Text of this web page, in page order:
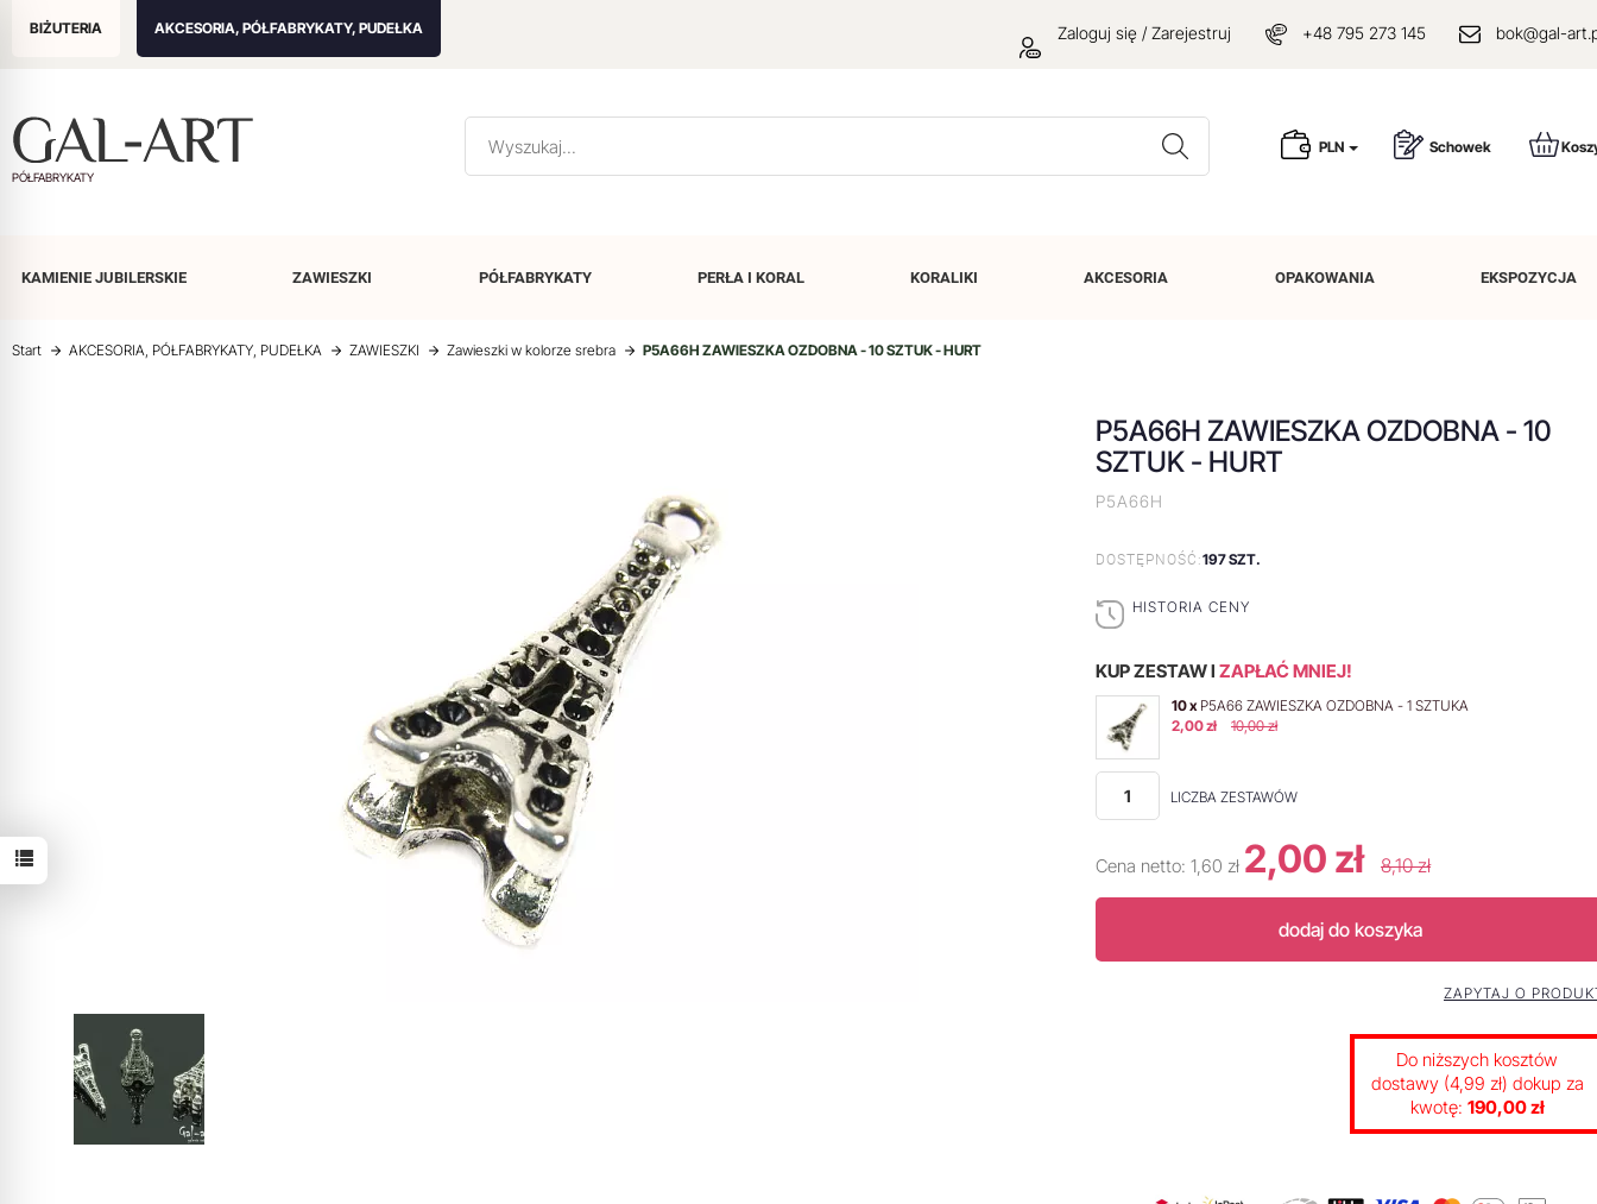
BIŻUTERIA AKCESORIA, PÓŁFABRYKATY, PUDEŁKA Zaloguj się / Zarejestruj +48 795 273 145 bok@gal-
PÓŁFABRYKATY
Wyszukaj PLN Schowek
KAMIENIE JUBILERSKIE ZAWIESZKI PÓŁFABRYKATY PERŁA I KORAL KORALIKI AKCESORIA OPAKOWANIA EKSPOZYCJA
Start AKCESORIA, PÓŁFABRYKATY, PUDEŁKA ZAWIESZKI Zawieszki w kolorze srebra P5A66H ZAWIESZKA OZDOBNA - 10 SZTUK - HURT
P5A66H ZAWIESZKA OZDOBNA - 10
SZTUK - HURT
P5A66H
DOSTĘPNOŚĆ:197 SZT.
HISTORIA CENY
KUP ZESTAW I ZAPŁAĆ MNIEJ!
10 x P5A66 ZAWIESZKA OZDOBNA - 1 SZTUKA
2,00 zł
10,00 zł
LICZBA ZESTAWÓW
Cena netto: 1,60 zł 2,00 zł 8,10 zł
dodaj do koszyka
ZAPYTAJ O
Do niższych kosztów
dostawy (4,99 zł) dokup za
kwotę: 190,00 zł